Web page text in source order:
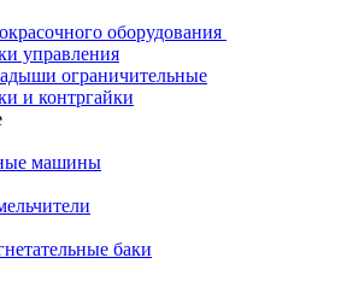
оборудования
управления
ограничительные
и контргайки
машины
баки